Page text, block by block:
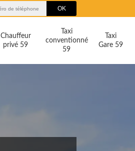
Chauffeur
privé 59
Taxi
conventionné
59
Taxi
Gare 59